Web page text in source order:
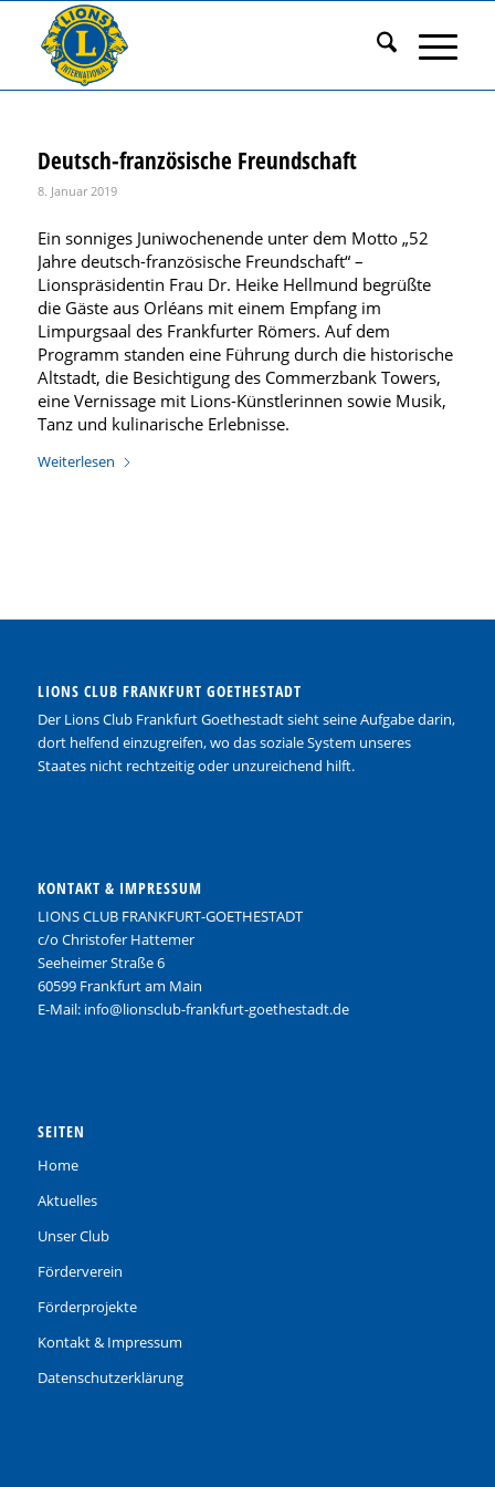
Deutsch-französische Freundschaft
8. Januar 2019
Ein sonniges Juniwochenende unter dem Motto „52
Jahre deutsch-französische Freundschaft“ –
Lionspräsidentin Frau Dr. Heike Hellmund begrüßte
die Gäste aus Orléans mit einem Empfang im
Limpurgsaal des Frankfurter Römers. Auf dem
Programm standen eine Führung durch die historische
Altstadt, die Besichtigung des Commerzbank Towers,
eine Vernissage mit Lions-Künstlerinnen sowie Musik,
Tanz und kulinarische Erlebnisse.
Weiterlesen
LIONS CLUB FRANKFURT GOETHESTADT
Der Lions Club Frankfurt Goethestadt sieht seine Aufgabe darin,
dort helfend einzugreifen, wo das soziale System unseres
Staates nicht rechtzeitig oder unzureichend hilft.
KONTAKT & IMPRESSUM
LIONS CLUB FRANKFURT-GOETHESTADT
c/o Christofer Hattemer
Seeheimer Straße 6
60599 Frankfurt am Main
E-Mail: info@lionsclub-frankfurt-goethestadt.de
SEITEN
Home
Aktuelles
Unser Club
Förderverein
Förderprojekte
Kontakt & Impressum
Datenschutzerklärung